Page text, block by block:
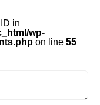
in
wp-
on line 55